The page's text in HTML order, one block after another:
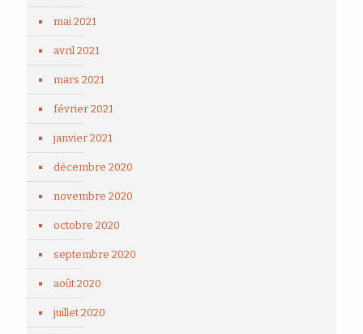
mai 2021
avril 2021
mars 2021
février 2021
janvier 2021
décembre 2020
novembre 2020
octobre 2020
septembre 2020
août 2020
juillet 2020